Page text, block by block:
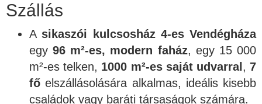
Szállás
A sikaszói kulcsosház 4-es Vendégháza
egy96 m²-es, modern faház, egy 15 000
m²-es telken, 1000 m²-es saját udvarral ,7
fő elszállásolására alkalmas, ideális kisebb
családok vagy baráti társaságok számára.